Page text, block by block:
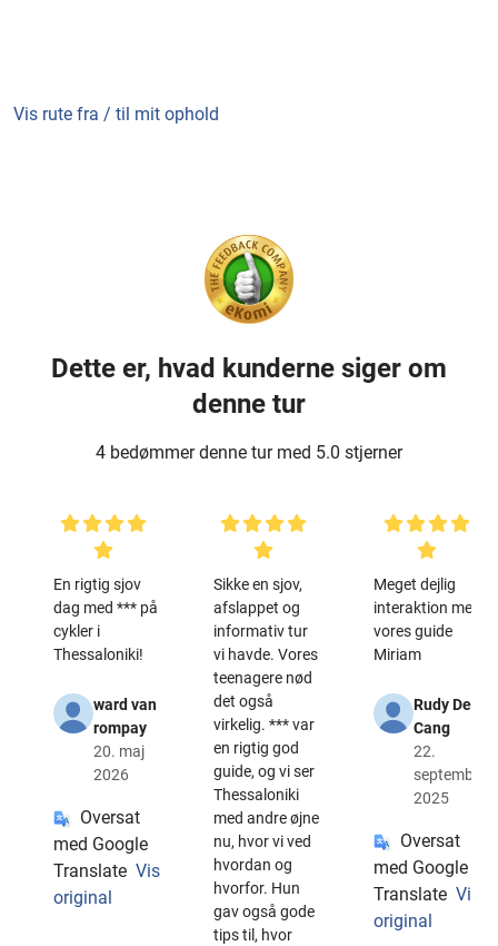
Vis rute fra / til mit ophold
Dette er, hvad kunderne siger om
denne tur
4 bedømmer denne tur med 5.0 stjerner
En rigtig sjov
dag med *** på
cykler i
Thessaloniki!
ward van
rompay
20. maj
2026
Oversat
med Google
Translate Vis
original
Sikke en sjov,
afslappet og
informativ tur
vi havde. Vores
teenagere nød
det også
virkelig. *** var
en rigtig god
guide, og vi ser
Thessaloniki
med andre øjne
nu, hvor vi ved
hvordan og
hvorfor. Hun
gav også gode
tips til, hvor
Meget dejlig
interaktion med
vores guide
Miriam
Rudy De
Cang
22.
september
2025
Oversat
med Google
Translate Vis
original